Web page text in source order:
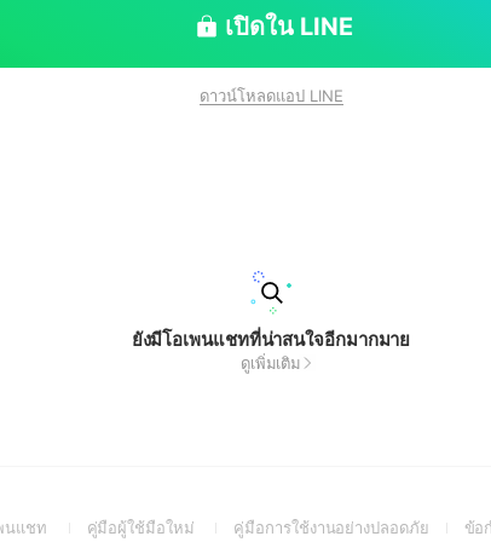
เปิดใน LINE
ดาวน์โหลดแอป LINE
ยังมีโอเพนแชทที่น่าสนใจอีกมากมาย
ดูเพิ่มเติม
นแชท
(Openคู่มือผู้ใช้มือใหม่
(Openคู่มือการใช้งานอย่างปลอดภัย(Openข้อ